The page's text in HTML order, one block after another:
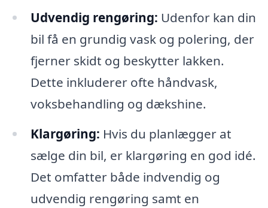
Udvendig rengøring: Udenfor kan din
bil få en grundig vask og polering, der
fjerner skidt og beskytter lakken.
Dette inkluderer ofte håndvask,
voksbehandling og dækshine.
Klargøring: Hvis du planlægger at
sælge din bil, er klargøring en god idé.
Det omfatter både indvendig og
udvendig rengøring samt en